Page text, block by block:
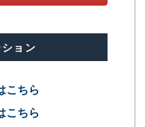
ョン
こちら
こちら